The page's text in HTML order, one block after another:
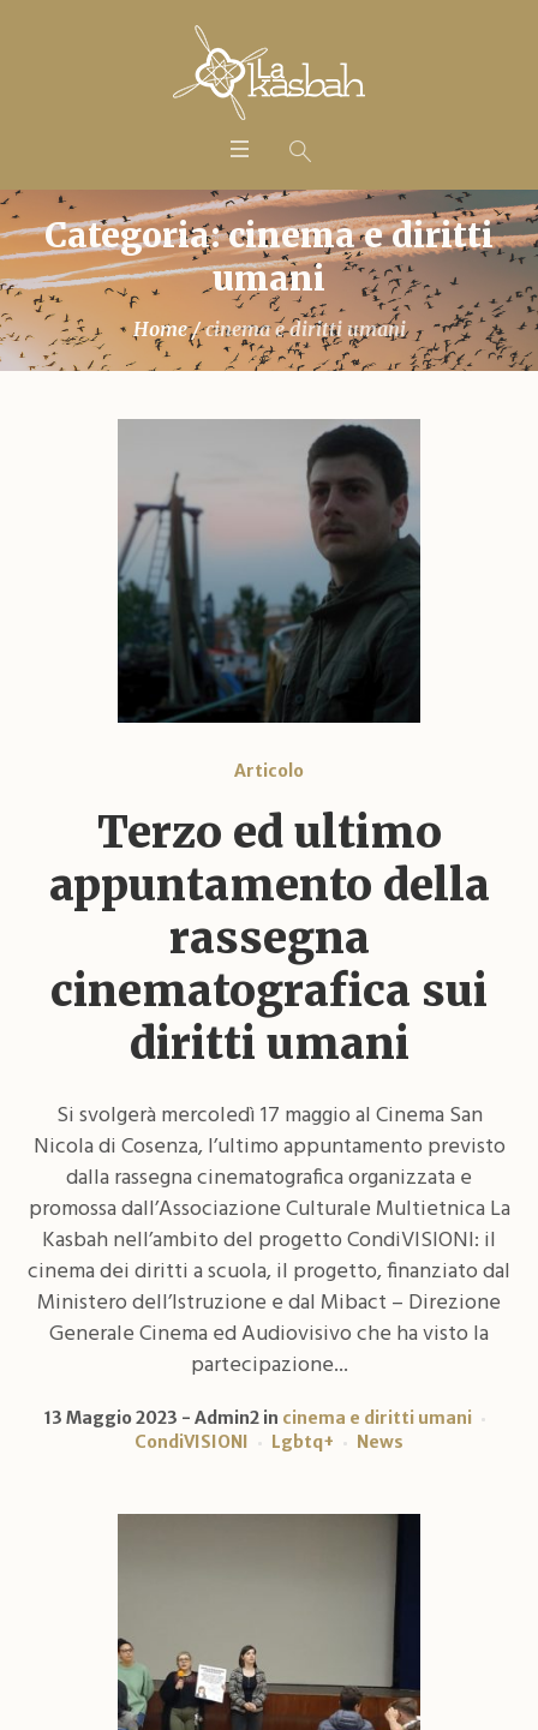
Categoria: cinema e diritti
umani
Home /cinema e diritti umani
Articolo
Terzo ed ultimo
appuntamento della
rassegna
cinematografica sui
diritti umani
Si svolgerà mercoledì 17 maggio al Cinema San
Nicola di Cosenza, l’ultimo appuntamento previsto
dalla rassegna cinematografica organizzata e
promossa dall’Associazione Culturale Multietnica La
Kasbah nell’ambito del progetto CondiVISIONI: il
cinema dei diritti a scuola, il progetto, finanziato dal
Ministero dell’Istruzione e dal Mibact – Direzione
Generale Cinema ed Audiovisivo che ha visto la
partecipazione...
13 Maggio 2023 Admin2in cinema e diritti umani
CondiVISIONI
Lgbtq+ News